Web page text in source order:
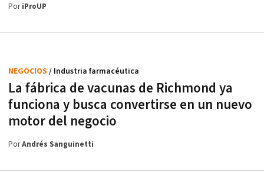
PoriProUP
La fábrica de vacunas de Richmond ya
funciona y busca convertirse en un nuevo
motor del negocio
NEGOCIOS / Industria farmacéutica
PorAndrés Sanguinetti